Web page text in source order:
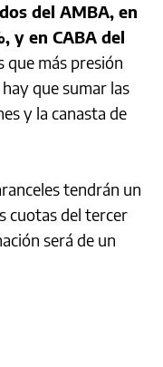
del AMBA, en
y en CABA del
que más presión
que sumar las
y la canasta de
tendrán un
cuotas del tercer
será de un